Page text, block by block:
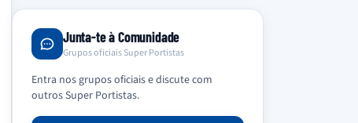
Junta-te à Comunidade
Grupos oficiais Super Portistas
Entra nos grupos oficiais e discute com
outros Super Portistas.